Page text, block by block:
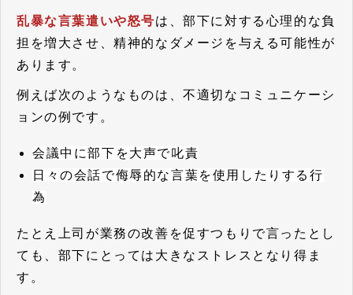
乱暴な言葉遣いや怒号は、部下に対する心理的な負
担を増大させ、精神的なダメージを与える可能性が
あります。
例えば次のようなものは、不適切なコミュニケーシ
ョンの例です。
会議中に部下を大声で叱責
日々の会話で侮辱的な言葉を使用したりする行
為
たとえ上司が業務の改善を促すつもりで言ったとし
ても、部下にとっては大きなストレスとなり得ま
す。